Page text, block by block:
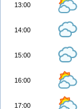
13:00
14:00
15:00
16:00
17:00